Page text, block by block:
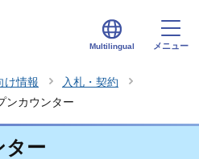
Multilingual メニュー
け情報
入札・契約
ンカウンター
ター